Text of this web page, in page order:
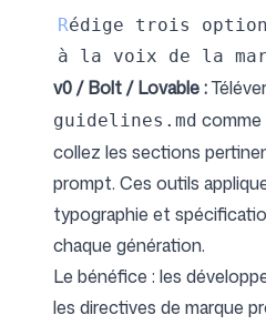
R
à la voix de la
v0 / Bolt / Lovable :
guidelines.md
collez les sections
prompt. Ces outils
typographie et
chaque génération.
Le bénéfice : les
les directives de marque